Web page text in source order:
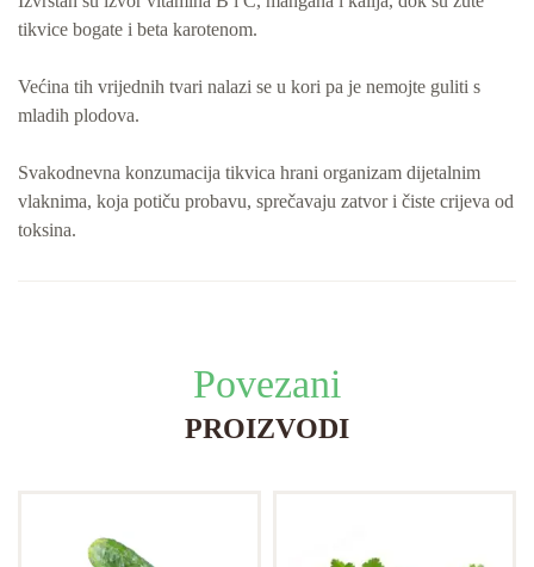
tikvice bogate i beta karotenom.
Većina tih vrijednih tvari nalazi se u kori pa je nemojte guliti s
mladih plodova.
Svakodnevna konzumacija tikvica hrani organizam dijetalnim
vlaknima, koja potiču probavu, sprečavaju zatvor i čiste crijeva od
toksina.
Povezani
PROIZVODI